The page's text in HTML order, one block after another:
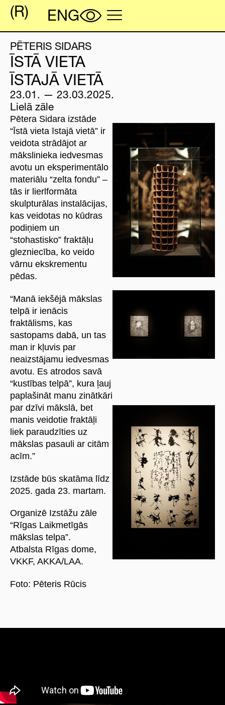
PĒTERIS SIDARS
ĪSTĀ VIETA
ĪSTAJĀ VIETĀ
23.01. — 23.03.2025.
Lielā zāle
Pētera Sidara izstāde
“Īstā vieta īstajā vietā” ir
veidota strādājot ar
mākslinieka iedvesmas
avotu un eksperimentālo
materiālu “zelta fondu” –
tās ir lierlformāta
skulpturālas instalācijas,
kas veidotas no kūdras
podiņiem un
“stohastisko” fraktāļu
glezniecība, ko veido
vārnu ekskrementu
pēdas.
“Manā iekšējā mākslas
telpā ir ienācis
fraktālisms, kas
sastopams dabā, un tas
man ir kļuvis par
neaizstājamu iedvesmas
avotu. Es atrodos savā
“kustības telpā”, kura ļauj
paplašināt manu zinātkāri
par dzīvi mākslā, bet
manis veidotie fraktāļi
liek paraudzīties uz
mākslas pasauli ar citām
acīm.”
Izstāde būs skatāma līdz
2025. gada 23. martam.
Organizē Izstāžu zāle
“Rīgas Laikmetīgās
mākslas telpa”.
Atbalsta Rīgas dome,
VKKF, AKKA/LAA.
Foto: Pēteris Rūcis